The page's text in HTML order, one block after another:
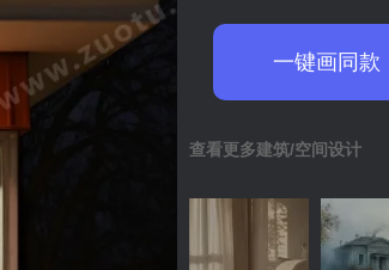
一键画同款
查看更多建筑/空间设计